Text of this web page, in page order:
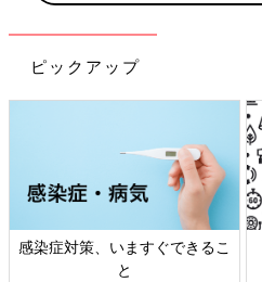
ピックアップ
日本外来小児科学会リーフレッ
ト検討会